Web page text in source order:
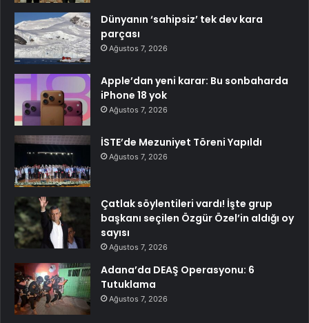
Dünyanın ‘sahipsiz’ tek dev kara
parçası
Ağustos 7, 2026
Apple’dan yeni karar: Bu sonbaharda
iPhone 18 yok
Ağustos 7, 2026
İSTE’de Mezuniyet Töreni Yapıldı
Ağustos 7, 2026
Çatlak söylentileri vardı! İşte grup
başkanı seçilen Özgür Özel’in aldığı oy
sayısı
Ağustos 7, 2026
Adana’da DEAŞ Operasyonu: 6
Tutuklama
Ağustos 7, 2026